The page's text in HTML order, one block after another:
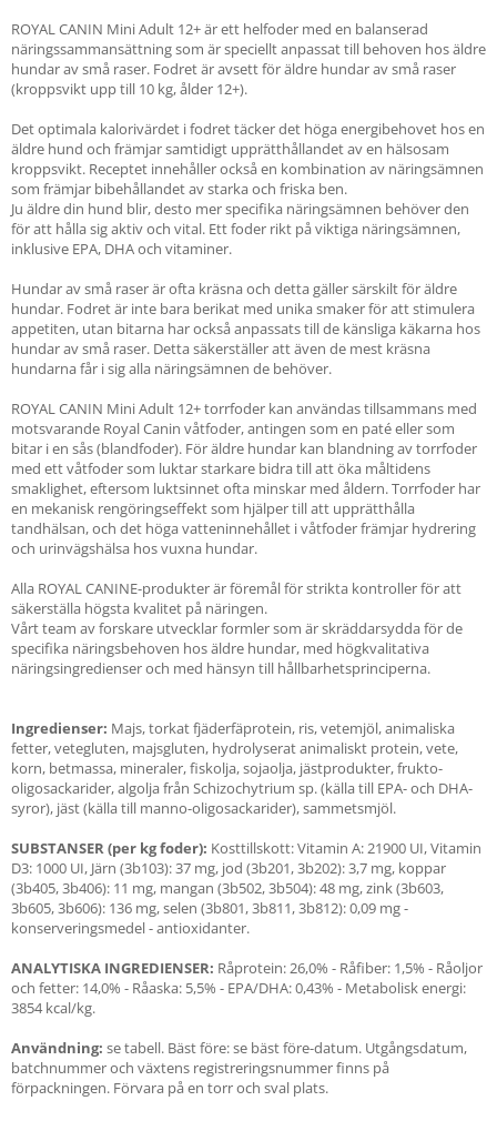
ROYAL CANIN Mini Adult 12+ är ett helfoder med en balanserad
näringssammansättning som är speciellt anpassat till behoven hos äldre
hundar av små raser. Fodret är avsett för äldre hundar av små raser
(kroppsvikt upp till 10 kg, ålder 12+).
Det optimala kalorivärdet i fodret täcker det höga energibehovet hos en
äldre hund och främjar samtidigt upprätthållandet av en hälsosam
kroppsvikt. Receptet innehåller också en kombination av näringsämnen
som främjar bibehållandet av starka och friska ben.
Ju äldre din hund blir, desto mer specifika näringsämnen behöver den
för att hålla sig aktiv och vital. Ett foder rikt på viktiga näringsämnen,
inklusive EPA, DHA och vitaminer.
Hundar av små raser är ofta kräsna och detta gäller särskilt för äldre
hundar. Fodret är inte bara berikat med unika smaker för att stimulera
appetiten, utan bitarna har också anpassats till de känsliga käkarna hos
hundar av små raser. Detta säkerställer att även de mest kräsna
hundarna får i sig alla näringsämnen de behöver.
ROYAL CANIN Mini Adult 12+ torrfoder kan användas tillsammans med
motsvarande Royal Canin våtfoder, antingen som en paté eller som
bitar i en sås (blandfoder). För äldre hundar kan blandning av torrfoder
med ett våtfoder som luktar starkare bidra till att öka måltidens
smaklighet, eftersom luktsinnet ofta minskar med åldern. Torrfoder har
en mekanisk rengöringseffekt som hjälper till att upprätthålla
tandhälsan, och det höga vatteninnehållet i våtfoder främjar hydrering
och urinvägshälsa hos vuxna hundar.
Alla ROYAL CANINE-produkter är föremål för strikta kontroller för att
säkerställa högsta kvalitet på näringen.
Vårt team av forskare utvecklar formler som är skräddarsydda för de
specifika näringsbehoven hos äldre hundar, med högkvalitativa
näringsingredienser och med hänsyn till hållbarhetsprinciperna.
Ingredienser: Majs, torkat fjäderfäprotein, ris, vetemjöl, animaliska
fetter, vetegluten, majsgluten, hydrolyserat animaliskt protein, vete,
korn, betmassa, mineraler, fiskolja, sojaolja, jästprodukter, frukto-
oligosackarider, algolja från Schizochytrium sp. (källa till EPA- och DHA-
syror), jäst (källa till manno-oligosackarider), sammetsmjöl.
SUBSTANSER (per kg foder): Kosttillskott: Vitamin A: 21900 UI, Vitamin
D3: 1000 UI, Järn (3b103): 37 mg, jod (3b201, 3b202): 3,7 mg, koppar
(3b405, 3b406): 11 mg, mangan (3b502, 3b504): 48 mg, zink (3b603,
3b605, 3b606): 136 mg, selen (3b801, 3b811, 3b812): 0,09 mg -
konserveringsmedel - antioxidanter.
ANALYTISKA INGREDIENSER: Råprotein: 26,0% - Råfiber: 1,5% - Råoljor
och fetter: 14,0% - Råaska: 5,5% - EPA/DHA: 0,43% - Metabolisk energi:
3854 kcal/kg.
Användning: se tabell. Bäst före: se bäst före-datum. Utgångsdatum,
batchnummer och växtens registreringsnummer finns på
förpackningen. Förvara på en torr och sval plats.